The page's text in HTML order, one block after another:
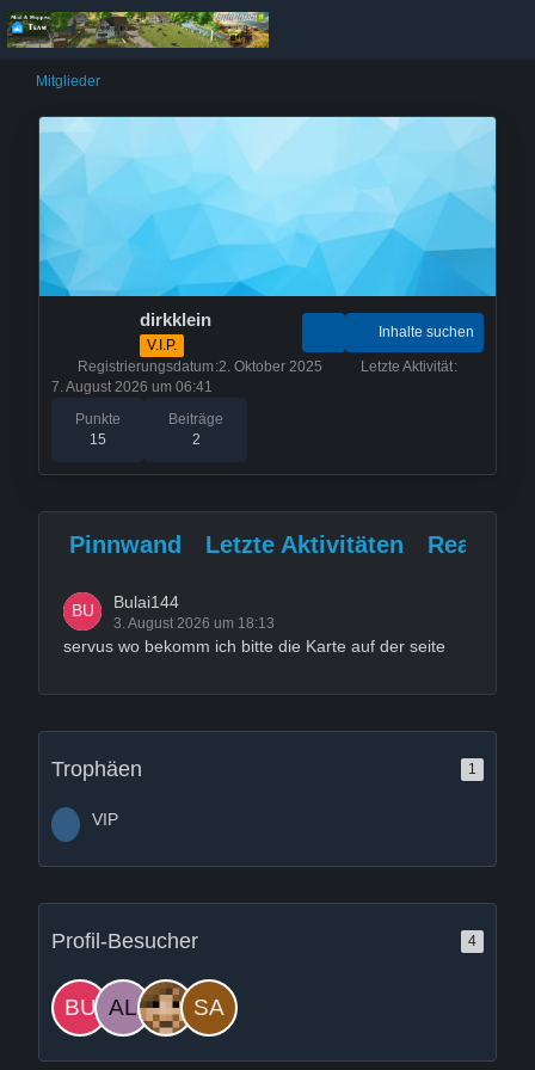
Mitglieder
dirkklein
V.I.P.
Punkte
15
Beiträge
2
Inhalte suchen
Registrierungsdatum 2. Oktober 2025
Letzte Aktivität
7. August 2026 um 06:41
Pinnwand Letzte Aktivitäten
Bulai144
3. August 2026 um 18:13
servus wo bekomm ich bitte die Karte auf der seite
Trophäen 1
VIP
Profil-Besucher 4